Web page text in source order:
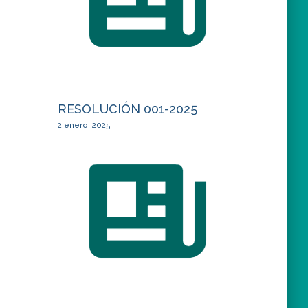
RESOLUCIÓN 001-2025
2 enero, 2025